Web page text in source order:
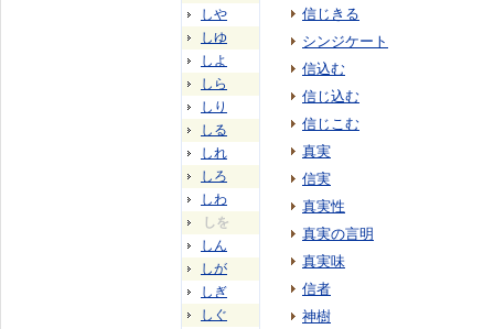
しや
しゆ
しよ
しら
しり
しる
しれ
しろ
しわ
しを
しん
しが
しぎ
しぐ
信じきる
シンジケート
信込む
信じ込む
信じこむ
真実
信実
真実性
真実の言明
真実味
信者
神樹